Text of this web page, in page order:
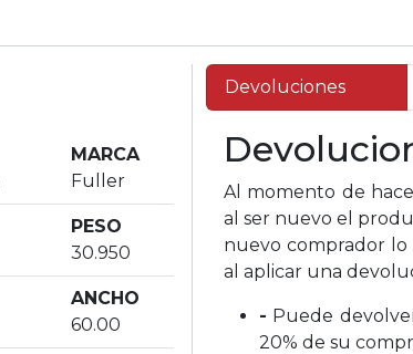
MARCA
Fuller
PESO
30.950
ANCHO
60.00
Devoluciones
Al momento de
al ser nuevo el
nuevo comprador lo
al aplicar una
- Puede
20% de su